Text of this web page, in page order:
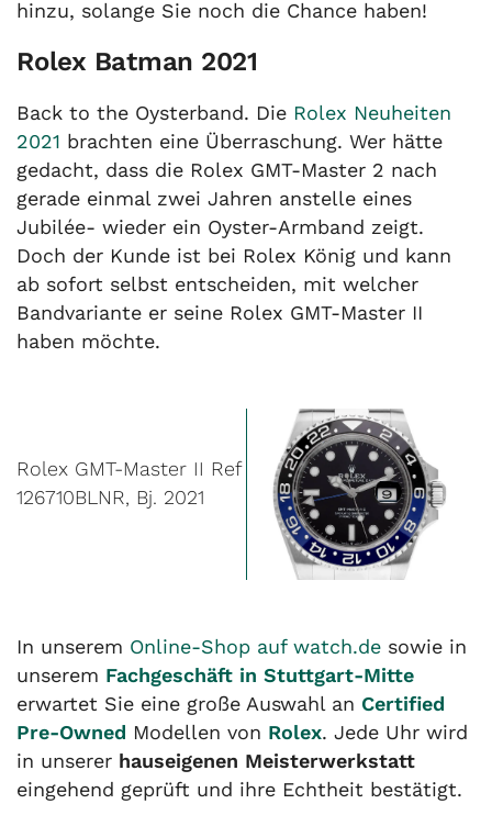
hinzu, solange Sie noch die Chance haben!
Rolex Batman 2021
Back to the Oysterband. Die Rolex Neuheiten
2021 brachten eine Überraschung. Wer hätte
gedacht, dass die Rolex GMT-Master 2 nach
gerade einmal zwei Jahren anstelle eines
Jubilée- wieder ein Oyster-Armband zeigt.
Doch der Kunde ist bei Rolex König und kann
ab sofort selbst entscheiden, mit welcher
Bandvariante er seine Rolex GMT-Master II
haben möchte.
Rolex GMT-Master II Ref
126710BLNR, Bj. 2021
In unserem Online-Shop auf watch.de sowie in
unserem Fachgeschäft in Stuttgart-Mitte
erwartet Sie eine große Auswahl an Certified
Pre-Owned Modellen von Rolex. Jede Uhr wird
in unserer hauseigenen Meisterwerkstatt
eingehend geprüft und ihre Echtheit bestätigt.